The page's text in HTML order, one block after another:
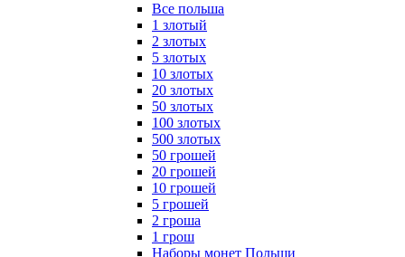
Все польша
1 злотый
2 злотых
5 злотых
10 злотых
20 злотых
50 злотых
100 злотых
500 злотых
50 грошей
20 грошей
10 грошей
5 грошей
2 гроша
1 грош
Наборы монет Польши